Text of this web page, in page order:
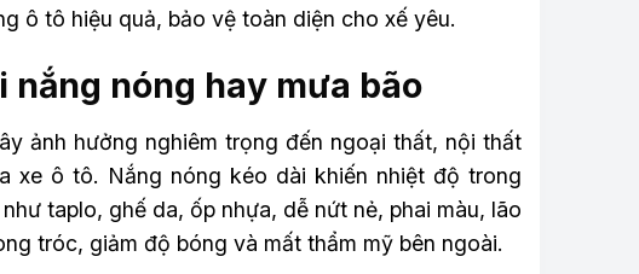
ô tô hiệu quả, bảo vệ toàn diện cho xế yêu.
nắng nóng hay mưa bão
ảnh hưởng nghiêm trọng đến ngoại thất, nội thất
ô tô. Nắng nóng kéo dài khiến nhiệt độ trong
taplo, ghế da, ốp nhựa, dễ nứt nẻ, phai màu, lão
tróc, giảm độ bóng và mất thẩm mỹ bên ngoài.